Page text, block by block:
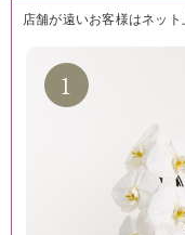
店舗が遠いお客様はネット